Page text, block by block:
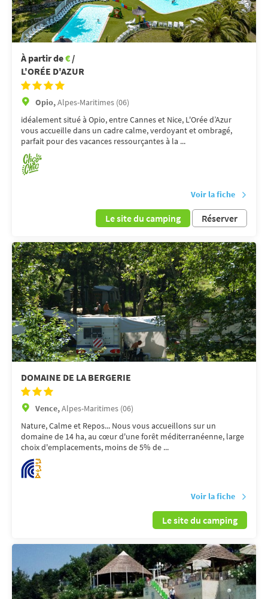
À partir de€ /
L'ORÉE D'AZUR
Opio,Alpes-Maritimes (06)
idéalement situé à Opio, entre Cannes et Nice, L'Orée d’Azur
vous accueille dans un cadre calme, verdoyant et ombragé,
parfait pour des vacances ressourçantes à la ...
Voir la fiche
Le site du camping Réserver
DOMAINE DE LA BERGERIE
Vence,Alpes-Maritimes (06)
Nature, Calme et Repos... Nous vous accueillons sur un
domaine de 14 ha, au cœur d'une forêt méditerranéenne, large
choix d'emplacements, moins de 5% de ...
Voir la fiche
Le site du camping